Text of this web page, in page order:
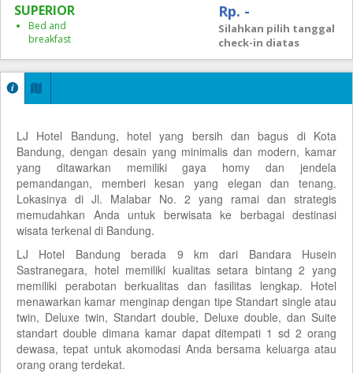
SUPERIOR
Bed and
breakfast
Rp. -
Silahkan pilih tanggal
check-in diatas
LJ Hotel Bandung, hotel yang bersih dan bagus di Kota
Bandung, dengan desain yang minimalis dan modern, kamar
yang ditawarkan memiliki gaya homy dan jendela
pemandangan, memberi kesan yang elegan dan tenang.
Lokasinya di Jl. Malabar No. 2 yang ramai dan strategis
memudahkan Anda untuk berwisata ke berbagai destinasi
wisata terkenal di Bandung.
LJ Hotel Bandung berada 9 km dari Bandara Husein
Sastranegara, hotel memiliki kualitas setara bintang 2 yang
memiliki perabotan berkualitas dan fasilitas lengkap. Hotel
menawarkan kamar menginap dengan tipe Standart single atau
twin, Deluxe twin, Standart double, Deluxe double, dan Suite
standart double dimana kamar dapat ditempati 1 sd 2 orang
dewasa, tepat untuk akomodasi Anda bersama keluarga atau
orang orang terdekat.